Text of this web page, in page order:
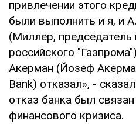
привлечении этого
были выполнить и я, и
(Миллер, председатель
российского
Акерман (Йозеф
Bank) отказал», -
отказ банка был
финансового кризиса.